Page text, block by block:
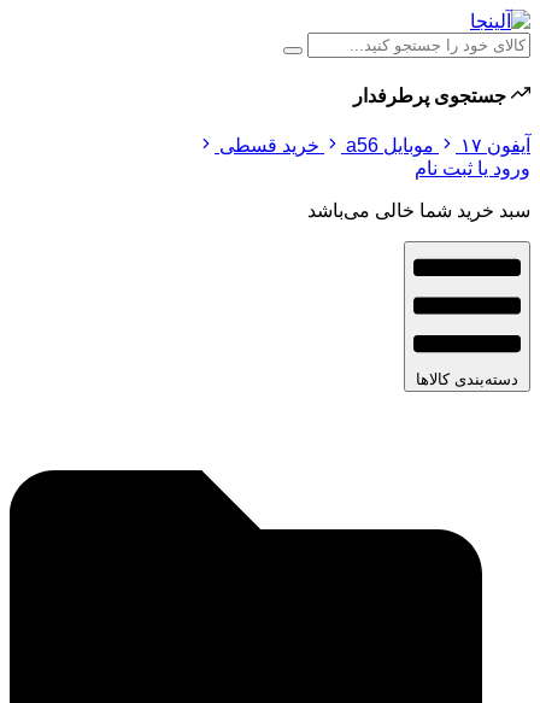
جستجوی پرطرفدار
آیفون ۱۷ موبایل a56
خرید قسطی
ورود یا ثبت نام
سبد خرید شما خالی می‌باشد
دسته‌بندی کالاها